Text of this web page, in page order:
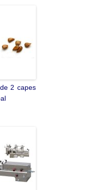
2 capes